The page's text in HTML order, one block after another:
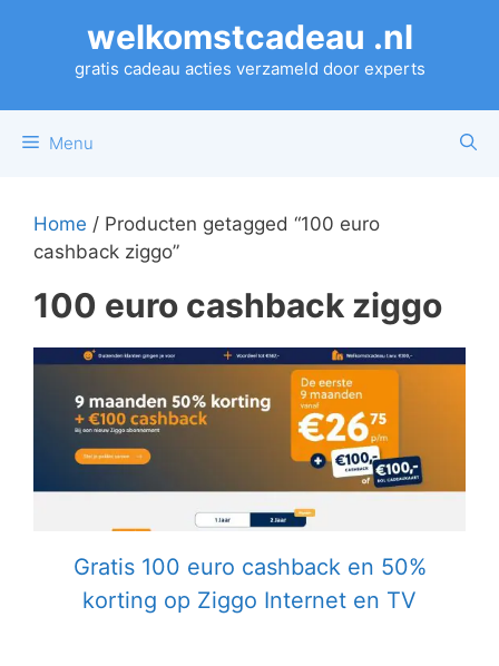
welkomstcadeau .nl
gratis cadeau acties verzameld door experts
Menu
Home / Producten getagged “100 euro
cashback ziggo”
100 euro cashback ziggo
Gratis 100 euro cashback en 50%
korting op Ziggo Internet en TV